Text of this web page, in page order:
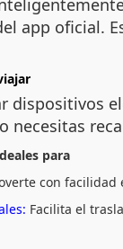
app oficial.
dispositivos
necesitas
para
con
Facilita el